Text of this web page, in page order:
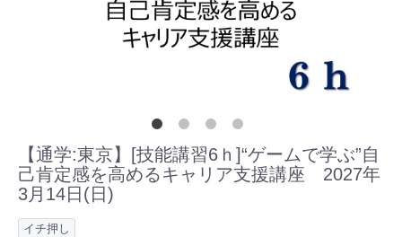
【通学:東京】[技能講習6ｈ]“ゲームで学ぶ”自
己肯定感を高めるキャリア支援講座 2027年
3月14日(日)
イチ押し